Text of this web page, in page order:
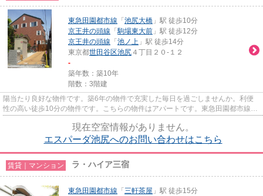
東急田園都市線 「 池尻大橋 」駅 徒歩10分
京王井の頭線 「駒場東大前 」駅 徒歩12分
京王井の頭線 「 池ノ上 」駅 徒歩14分
東京都世田谷区池尻 ４丁目２０-１２
-
築年数：築10年
階数：3階建
陽当たり良好な物件です。築6年の物件で充実した毎日を過ごしませんか。利便
性の高い徒歩10分の物件です。こちらの物件はアパートです。東急田園都市線池
現在空室情報がありません。
エスパーダ池尻へのお問い合わせはこちら
賃貸｜マンション ラ・ハイア三宿
東急田園都市線 「 三軒茶屋 」駅 徒歩15分